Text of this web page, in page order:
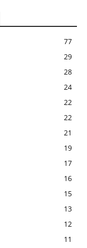
77
29
28
24
22
22
21
19
17
16
15
13
12
11